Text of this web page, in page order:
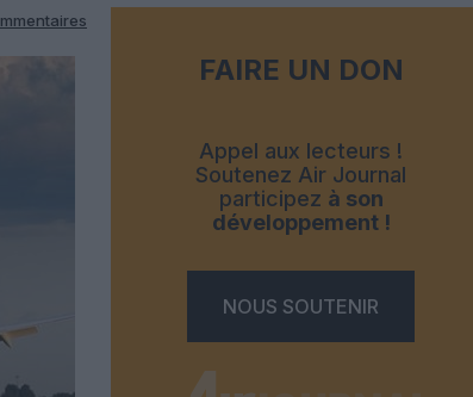
FAIRE UN DON
Appel aux lecteurs !
Soutenez Air Journal
participez à son
développement !
NOUS SOUTENIR